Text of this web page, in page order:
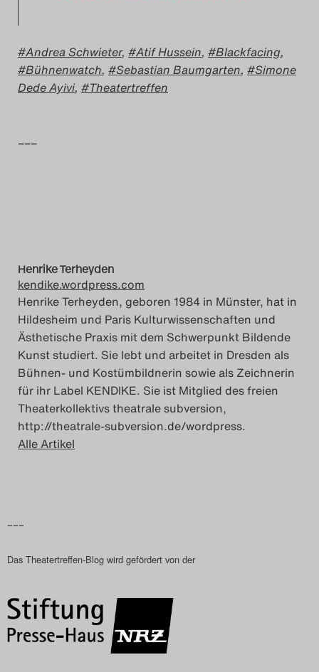
Andrea Schwieter, Atif Hussein, Blackfacing,
Bühnenwatch, Sebastian Baumgarten,
Simone
Dede Ayivi, Theatertreffen
–––
Henrike Terheyden
kendike.wordpress.com
Henrike Terheyden, geboren 1984 in Münster, hat in
Hildesheim und Paris Kulturwissenschaften und
Ästhetische Praxis mit dem Schwerpunkt Bildende
Kunst studiert. Sie lebt und arbeitet in Dresden als
Bühnen- und Kostümbildnerin sowie als Zeichnerin
für ihr Label KENDIKE. Sie ist Mitglied des freien
Theaterkollektivs theatrale subversion,
http://theatrale-subversion.de/wordpress.
Alle Artikel
–––
Das Theatertreffen-Blog wird gefördert von der